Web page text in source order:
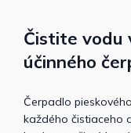
Čistite vodu
účinného
Čerpadlo
každého čistiaceho